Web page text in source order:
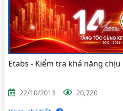
Etabs - Kiểm tra khả năng chịu
22/10/2013 20,720